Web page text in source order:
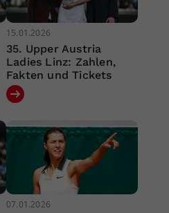
15.01.2026
35. Upper Austria
Ladies Linz: Zahlen,
Fakten und Tickets
07.01.2026